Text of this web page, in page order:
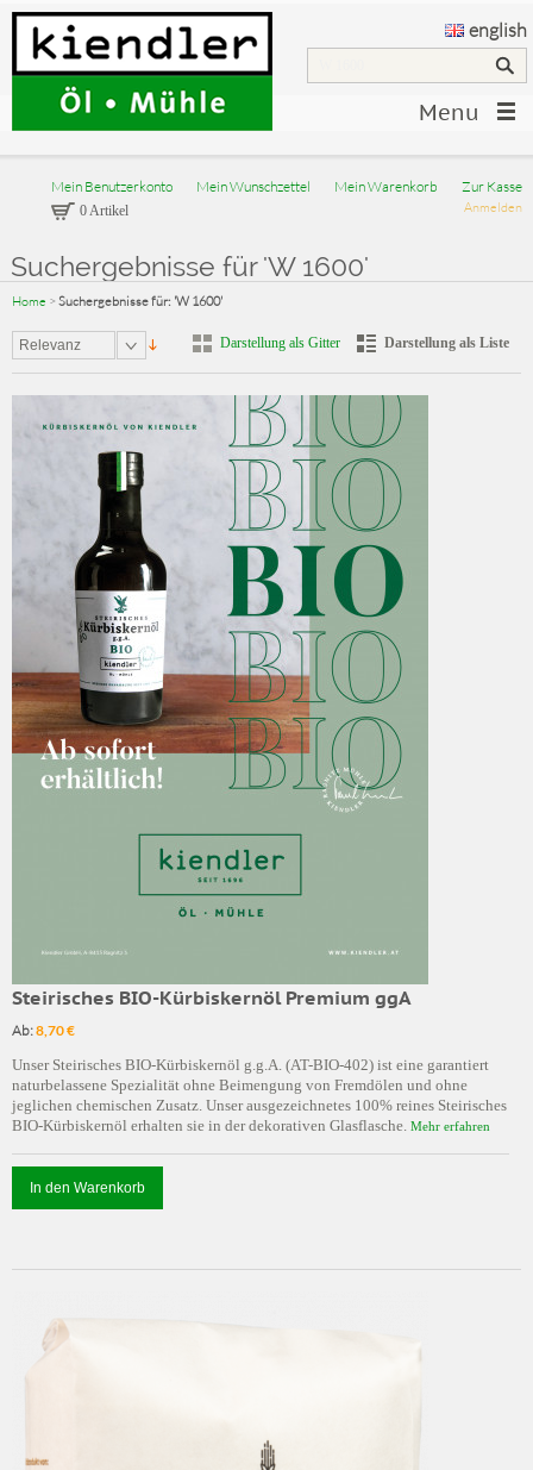
english
Menu
Mein Benutzerkonto Mein Wunschzettel Mein Warenkorb Zur Kasse
Anmelden
0 Artikel
Suchergebnisse für 'W 1600'
Home > Suchergebnisse für: 'W 1600'
Relevanz Darstellung als Gitter Darstellung als Liste
Steirisches BIO-Kürbiskernöl Premium ggA
Ab:8,70 €
Unser Steirisches BIO-Kürbiskernöl g.g.A. (AT-BIO-402) ist eine garantiert
naturbelassene Spezialität ohne Beimengung von Fremdölen und ohne
jeglichen chemischen Zusatz. Unser ausgezeichnetes 100% reines Steirisches
BIO-Kürbiskernöl erhalten sie in der dekorativen Glasflasche. Mehr erfahren
In den Warenkorb